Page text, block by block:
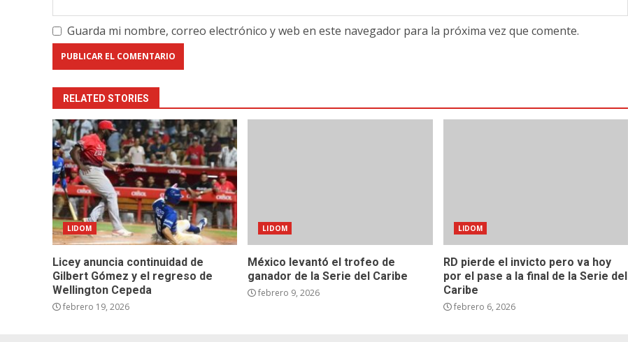
Guarda mi nombre, correo electrónico y web en este navegador para la próxima vez que comente.
RELATED STORIES
LIDOM
Licey anuncia continuidad de
Gilbert Gómez y el regreso de
Wellington Cepeda
febrero 19, 2026
LIDOM
México levantó el trofeo de
ganador de la Serie del Caribe
febrero 9, 2026
LIDOM
RD pierde el invicto pero va hoy
por el pase a la final de la Serie del
Caribe
febrero 6, 2026